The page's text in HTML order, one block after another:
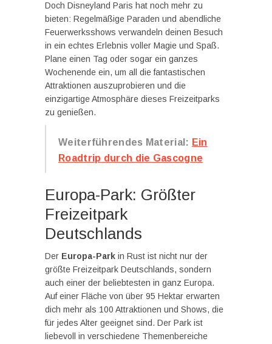
Doch Disneyland Paris hat noch mehr zu
bieten: Regelmäßige Paraden und abendliche
Feuerwerksshows verwandeln deinen Besuch
in ein echtes Erlebnis voller Magie und Spaß.
Plane einen Tag oder sogar ein ganzes
Wochenende ein, um all die fantastischen
Attraktionen auszuprobieren und die
einzigartige Atmosphäre dieses Freizeitparks
zu genießen.
Weiterführendes Material: Ein
Roadtrip durch die Gascogne
Europa-Park: Größter
Freizeitpark
Deutschlands
Der Europa-Park in Rust ist nicht nur der
größte Freizeitpark Deutschlands, sondern
auch einer der beliebtesten in ganz Europa.
Auf einer Fläche von über 95 Hektar erwarten
dich mehr als 100 Attraktionen und Shows, die
für jedes Alter geeignet sind. Der Park ist
liebevoll in verschiedene Themenbereiche